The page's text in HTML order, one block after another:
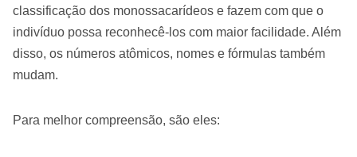
classificação dos monossacarídeos e fazem com que o
indivíduo possa reconhecê-los com maior facilidade. Além
disso, os números atômicos, nomes e fórmulas também
mudam.
Para melhor compreensão, são eles: